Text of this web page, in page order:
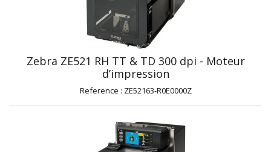
Zebra ZE521 RH TT & TD 300 dpi - Moteur
d’impression
Reference : ZE52163-R0E0000Z